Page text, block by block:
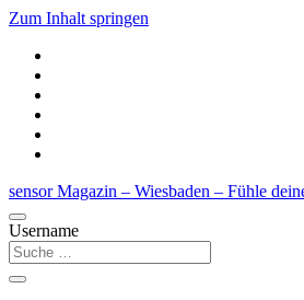
Zum Inhalt springen
sensor Magazin – Wiesbaden – Fühle
Username